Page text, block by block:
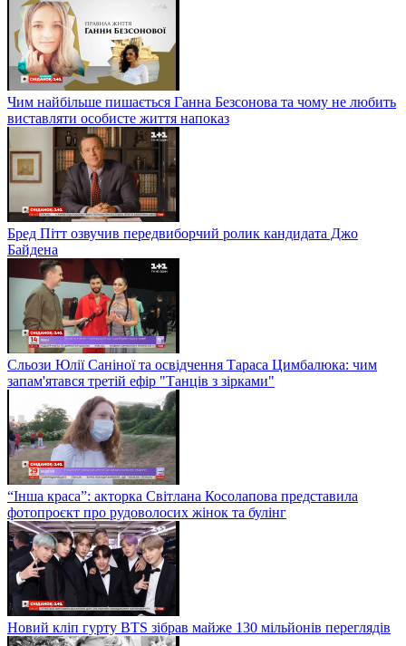
Чим найбільше пишається Ганна Безсонова та чому не любить
виставляти особисте життя напоказ
Бред Пітт озвучив передвиборчий ролик кандидата Джо
Байдена
Сльози Юлії Саніної та освідчення Тараса Цимбалюка: чим
запам'ятався третій ефір "Танців з зірками"
“Інша краса”: акторка Світлана Косолапова представила
фотопроєкт про рудоволосих жінок та булінг
Новий кліп гурту BTS зібрав майже 130 мільйонів переглядів